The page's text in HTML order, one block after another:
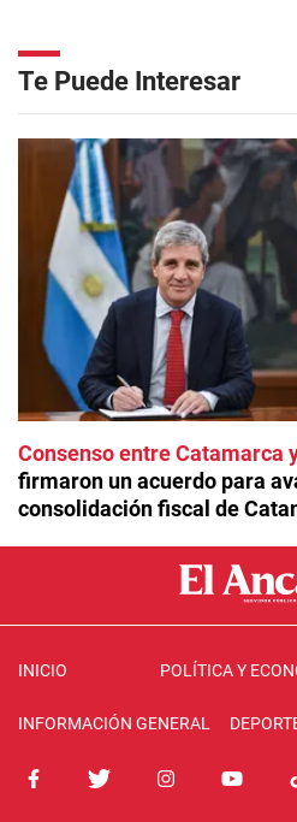
Te Puede Interesar
Consenso entre Catamarca
firmaron un acuerdo para
consolidación fiscal de
INICIO POLÍTICA Y
INFORMACIÓN GENERAL